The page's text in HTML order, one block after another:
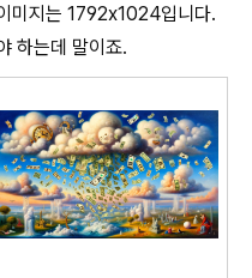
미지는 1792x1024입니다.
하는데 말이죠.